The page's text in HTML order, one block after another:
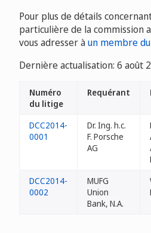
Pour plus de détails
particulière de la commission
vous adresser àun membre
Dernière actualisation: 6 août
Numéro
du litige
Requérant
DCC2014-
0001
Dr. Ing. h.c.
F. Porsche
AG
DCC2014-
0002
MUFG
Union
Bank, N.A.